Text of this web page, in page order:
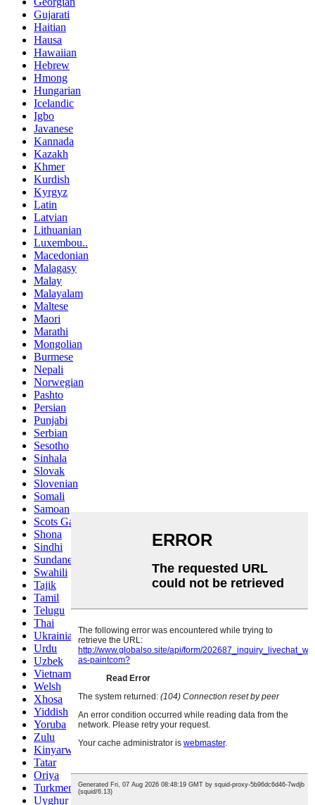
Gujarati
Haitian
Hausa
Hawaiian
Hebrew
Hmong
Hungarian
Icelandic
Igbo
Javanese
Kannada
Kazakh
Khmer
Kurdish
Kyrgyz
Latin
Latvian
Lithuanian
Luxembou..
Macedonian
Malagasy
Malay
Malayalam
Maltese
Maori
Marathi
Mongolian
Burmese
Nepali
Norwegian
Pashto
Persian
Punjabi
Serbian
Sesotho
Sinhala
Slovak
Slovenian
Somali
Samoan
Scots Gaelic
Shona
Sindhi
Sundanese
Swahili
Tajik
Tamil
Telugu
Thai
Ukrainian
Urdu
Uzbek
Vietnamese
Welsh
Xhosa
Yiddish
Yoruba
Zulu
Kinyarwanda
Tatar
Oriya
Turkmen
Uyghur